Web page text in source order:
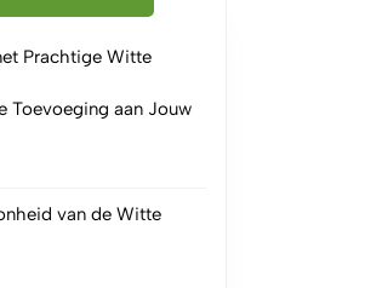
Prachtige Witte
Toevoeging aan Jouw
van de Witte